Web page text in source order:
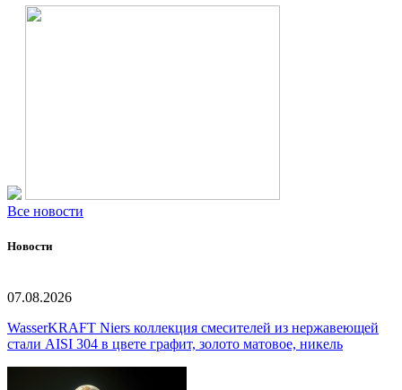
Все новости
Новости
07.08.2026
WasserKRAFT Niers коллекция смесителей из нержавеющей
стали AISI 304 в цвете графит, золото матовое, никель